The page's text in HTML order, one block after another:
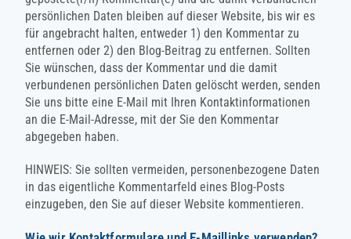
persönlichen Daten bleiben auf dieser Website, bis wir es
für angebracht halten, entweder 1) den Kommentar zu
entfernen oder 2) den Blog-Beitrag zu entfernen. Sollten
Sie wünschen, dass der Kommentar und die damit
verbundenen persönlichen Daten gelöscht werden, senden
Sie uns bitte eine E-Mail mit Ihren Kontaktinformationen
an die E-Mail-Adresse, mit der Sie den Kommentar
abgegeben haben.
HINWEIS: Sie sollten vermeiden, personenbezogene Daten
in das eigentliche Kommentarfeld eines Blog-Posts
einzugeben, den Sie auf dieser Website kommentieren.